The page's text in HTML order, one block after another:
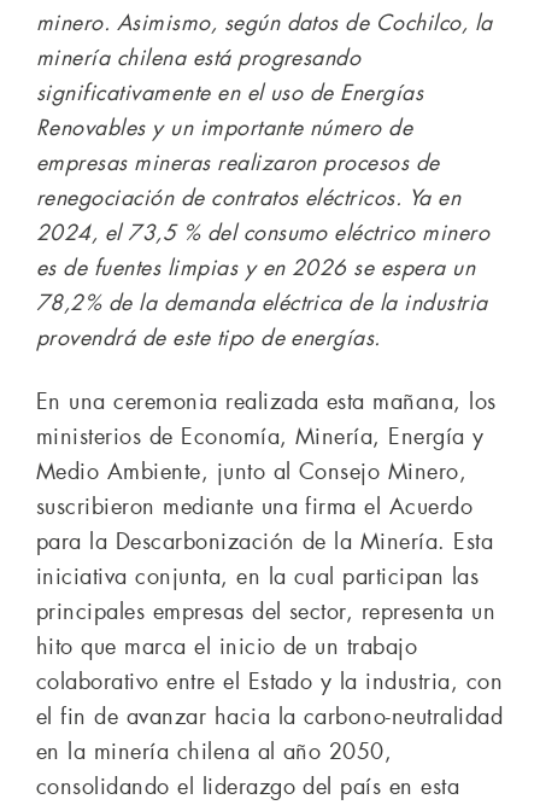
minero. Asimismo, según datos de Cochilco, la
minería chilena está progresando
significativamente en el uso de Energías
Renovables y un importante número de
empresas mineras realizaron procesos de
renegociación de contratos eléctricos. Ya en
2024, el 73,5 % del consumo eléctrico minero
es de fuentes limpias y en 2026 se espera un
78,2% de la demanda eléctrica de la industria
provendrá de este tipo de energías.
En una ceremonia realizada esta mañana, los
ministerios de Economía, Minería, Energía y
Medio Ambiente, junto al Consejo Minero,
suscribieron mediante una firma el Acuerdo
para la Descarbonización de la Minería. Esta
iniciativa conjunta, en la cual participan las
principales empresas del sector, representa un
hito que marca el inicio de un trabajo
colaborativo entre el Estado y la industria, con
el fin de avanzar hacia la carbono-neutralidad
en la minería chilena al año 2050,
consolidando el liderazgo del país en esta